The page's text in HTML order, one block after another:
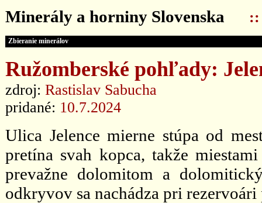
Minerály a horniny Slovenska ::
Zbieranie minerálov
Ružomberské pohľady:
zdroj: Rastislav Sabucha
pridané: 10.7.2024
Ulica Jelence mierne stúpa od
pretína svah kopca, takže
prevažne dolomitom a
odkryvov sa nachádza pri